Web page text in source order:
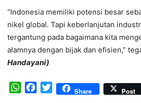
“Indonesia memiliki potensi besar
nikel global. Tapi keberlanjutan
tergantung pada bagaimana kita
alamnya dengan bijak dan efisien,”
Handayani)
WhatsAppFacebook
TwitterShare Post